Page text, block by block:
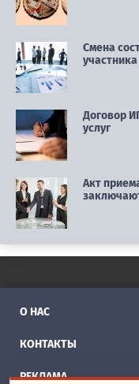
Смена
участника
Договор
услуг
Акт
О НАС
КОНТАКТЫ
РЕКЛАМА